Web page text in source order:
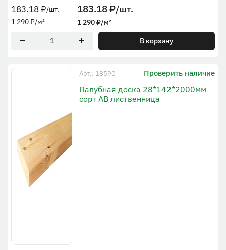
183.18₽/шт.
1 290₽/м²
183.18₽/шт.
1 290₽/м²
В корзину
Арт.: 18590 Проверить наличие
Палубная доска 28*142*2000мм
сорт АВ лиственница